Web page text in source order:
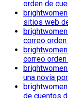
orden de
sitios web
correo
correo
una novia
de cuentos